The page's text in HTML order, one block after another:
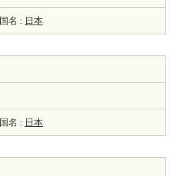
国名 : 日本
国名 : 日本